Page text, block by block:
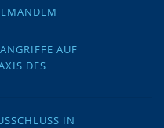
AUF
DES
IN